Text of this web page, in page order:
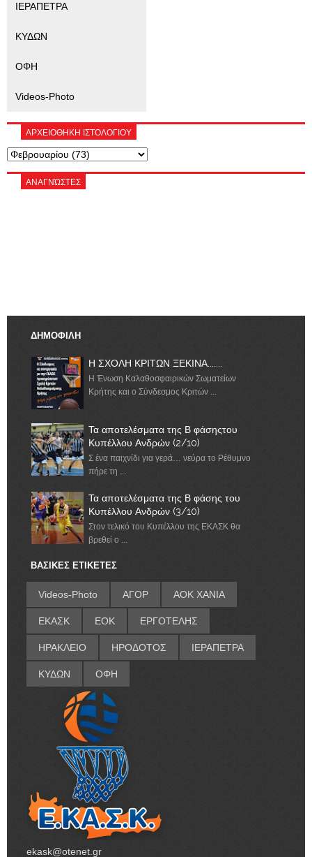
ΙΕΡΑΠΕΤΡΑ
ΚΥΔΩΝ
ΟΦΗ
Videos-Photo
ΑΡΧΕΙΟΘΗΚΗ ΙΣΤΟΛΟΓΙΟΥ
ΑΝΑΓΝΏΣΤΕΣ
ΔΗΜΟΦΙΛΗ
Η ΣΧΟΛΗ ΚΡΙΤΩΝ ΞΕΚΙΝΑ.......
Η Ένωση Καλαθοσφαιρικών Σωματείων
Κρήτης και ο Σύνδεσμος Κριτών ...
Τα αποτελέσματα της Β φάσηςτου
Κυπέλλου Ανδρών (2/10)
Σ ένα παιχνίδι για γερά… νεύρα το Ρέθυμνο
πήρε τη ...
Τα αποτελέσματα της Β φάσης του
Κυπέλλου Ανδρών (3/10)
Στον τελικό του Κυπέλλου της ΕΚΑΣΚ θα
βρεθεί ο ...
ΒΑΣΙΚΕΣ ΕΤΙΚΕΤΕΣ
Videos-Photo ΑΓΟΡ ΑΟΚ ΧΑΝΙΑ
ΕΚΑΣΚ ΕΟΚ ΕΡΓΟΤΕΛΗΣ
ΗΡΑΚΛΕΙΟ ΗΡΟΔΟΤΟΣ ΙΕΡΑΠΕΤΡΑ
ΚΥΔΩΝ ΟΦΗ
ekask@otenet.gr